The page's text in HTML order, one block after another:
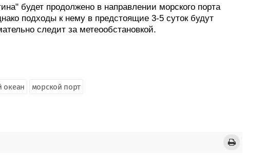
будет продолжено в направлении морского порта
подходы к нему в предстоящие 3-5 суток будут
следит за метеообстановкой.
океан морской порт